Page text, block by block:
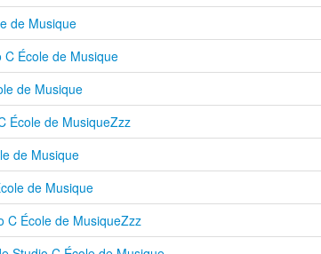
de Musique
École de Musique
de Musique
École de MusiqueZzz
de Musique
de Musique
C École de MusiqueZzz